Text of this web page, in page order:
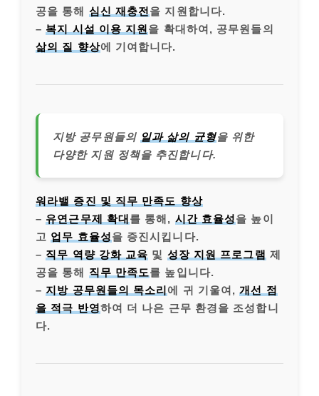
공을 통해 심신 재충전 을 지원합니다.
– 복지 시설 이용 지원 을 확대하여, 공무원들의
삶의 질 향상에 기여합니다.
지방 공무원들의 일과 삶의 균형을 위한
다양한 지원 정책을 추진합니다.
워라밸 증진 및 직무 만족도 향상
– 유연근무제 확대 를 통해, 시간 효율성을 높이
고 업무 효율성을 증진시킵니다.
– 직무 역량 강화 교육 및 성장 지원 프로그램 제
공을 통해 직무 만족도를 높입니다.
–지방 공무원들의 목소리 에 귀 기울여,개선 점
을 적극 반영하여 더 나은 근무 환경을 조성합니
다.